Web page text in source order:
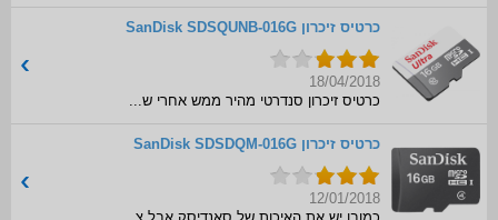
כרטיס זיכרון SanDisk SDSQUNB-016G
18/04/2018
כרטיס זיכרון סנדרטי מהיר ממש אחרי ש...
כרטיס זיכרון SanDisk SDSDQM-016G
12/01/2018